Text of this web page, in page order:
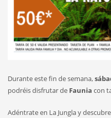
Durante este fin de semana,
podréis disfrutar de Faunia con
Adéntrate en La Jungla y